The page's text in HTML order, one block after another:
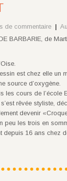
de commentaire |
BARBARIE, de
est chez elle un
source d’oxygène.
les cours de l’école
rêvée styliste,
devenir
peu les trois en
depuis 16 ans chez